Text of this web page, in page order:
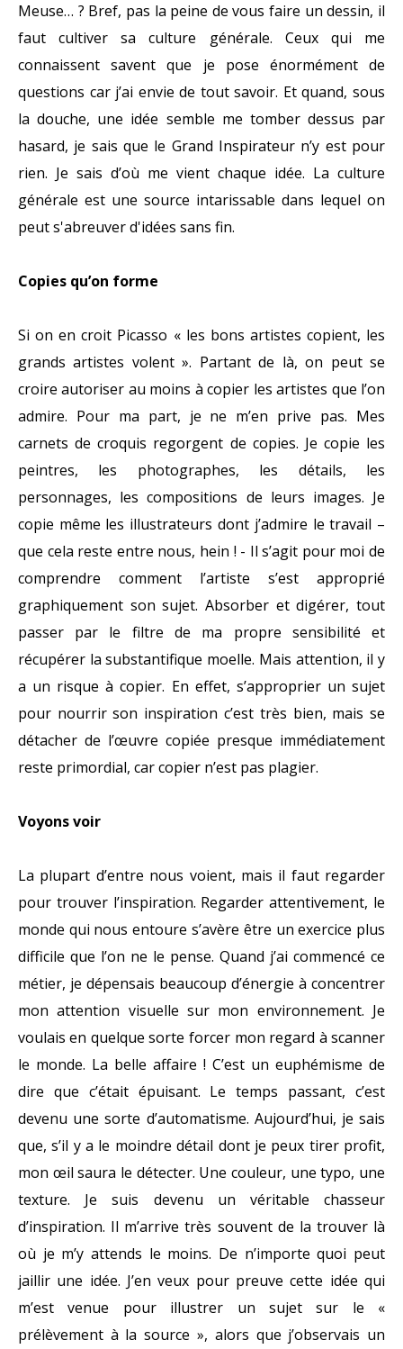
Meuse… ? Bref, pas la peine de vous faire un dessin, il
faut cultiver sa culture générale. Ceux qui me
connaissent savent que je pose énormément de
questions car j’ai envie de tout savoir. Et quand, sous
la douche, une idée semble me tomber dessus par
hasard, je sais que le Grand Inspirateur n’y est pour
rien. Je sais d’où me vient chaque idée. La culture
générale est une source intarissable dans lequel on
peut s'abreuver d'idées sans fin.
Copies qu’on forme
Si on en croit Picasso « les bons artistes copient, les
grands artistes volent ». Partant de là, on peut se
croire autoriser au moins à copier les artistes que l’on
admire. Pour ma part, je ne m’en prive pas. Mes
carnets de croquis regorgent de copies. Je copie les
peintres, les photographes, les détails, les
personnages, les compositions de leurs images. Je
copie même les illustrateurs dont j’admire le travail –
que cela reste entre nous, hein ! - Il s’agit pour moi de
comprendre comment l’artiste s’est approprié
graphiquement son sujet. Absorber et digérer, tout
passer par le filtre de ma propre sensibilité et
récupérer la substantifique moelle. Mais attention, il y
a un risque à copier. En effet, s’approprier un sujet
pour nourrir son inspiration c’est très bien, mais se
détacher de l’œuvre copiée presque immédiatement
reste primordial, car copier n’est pas plagier.
Voyons voir
La plupart d’entre nous voient, mais il faut regarder
pour trouver l’inspiration. Regarder attentivement, le
monde qui nous entoure s’avère être un exercice plus
difficile que l’on ne le pense. Quand j’ai commencé ce
métier, je dépensais beaucoup d’énergie à concentrer
mon attention visuelle sur mon environnement. Je
voulais en quelque sorte forcer mon regard à scanner
le monde. La belle affaire ! C’est un euphémisme de
dire que c’était épuisant. Le temps passant, c’est
devenu une sorte d’automatisme. Aujourd’hui, je sais
que, s’il y a le moindre détail dont je peux tirer profit,
mon œil saura le détecter. Une couleur, une typo, une
texture. Je suis devenu un véritable chasseur
d’inspiration. Il m’arrive très souvent de la trouver là
où je m’y attends le moins. De n’importe quoi peut
jaillir une idée. J’en veux pour preuve cette idée qui
m’est venue pour illustrer un sujet sur le «
prélèvement à la source », alors que j’observais un